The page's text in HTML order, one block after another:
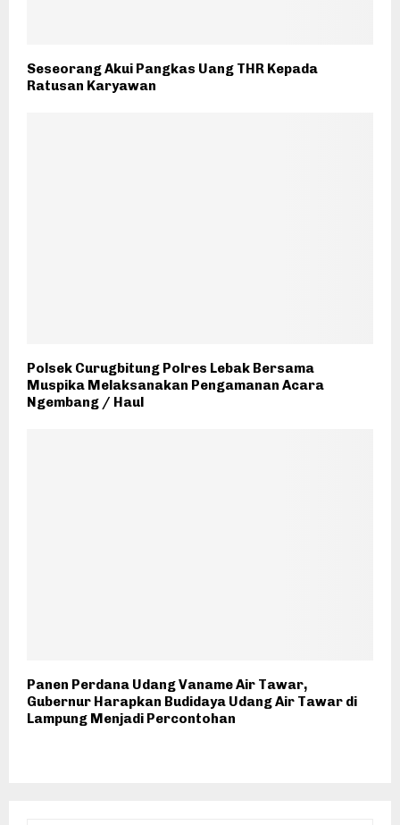
Seseorang Akui Pangkas Uang THR Kepada
Ratusan Karyawan
Polsek Curugbitung Polres Lebak Bersama
Muspika Melaksanakan Pengamanan Acara
Ngembang / Haul
Panen Perdana Udang Vaname Air Tawar,
Gubernur Harapkan Budidaya Udang Air Tawar di
Lampung Menjadi Percontohan